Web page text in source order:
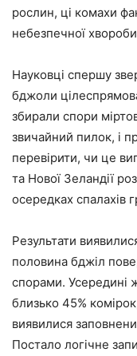
рослин, ці комахи
небезпечної
Науковці спершу
бджоли
збирали спори
звичайний пилок, і
перевірити, чи це
та Нової Зеландії
осередках спалахів
Результати
половина бджіл
спорами. Усередині
близько 45%
виявилися
Постало логічне